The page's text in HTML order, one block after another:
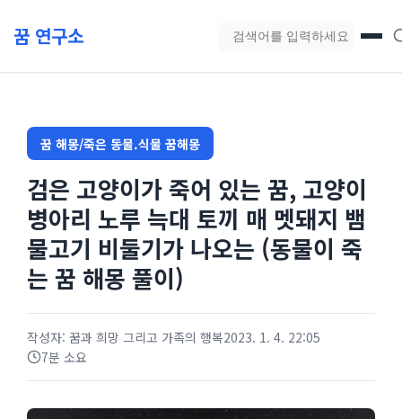
꿈 연구소 블로그 검색
꿈 해몽/죽은 동물.식물 꿈해몽
검은 고양이가 죽어 있는 꿈, 고양이
병아리 노루 늑대 토끼 매 멧돼지 뱀
물고기 비둘기가 나오는 (동물이 죽
는 꿈 해몽 풀이)
작성자: 꿈과 희망 그리고 가족의 행복2023. 1. 4. 22:05
7분 소요